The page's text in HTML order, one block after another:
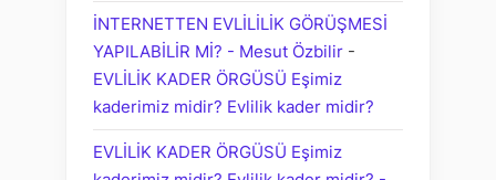
İNTERNETTEN EVLİLİLİK GÖRÜŞMESİ
YAPILABİLİR Mİ? - Mesut Özbilir -
EVLİLİK KADER ÖRGÜSÜ Eşimiz
kaderimiz midir? Evlilik kader midir?
EVLİLİK KADER ÖRGÜSÜ Eşimiz